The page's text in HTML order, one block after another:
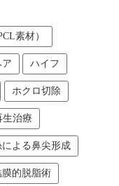
素材）
ア ハイフ
ホクロ切除
生治療
による鼻尖形成
膜的脱脂術